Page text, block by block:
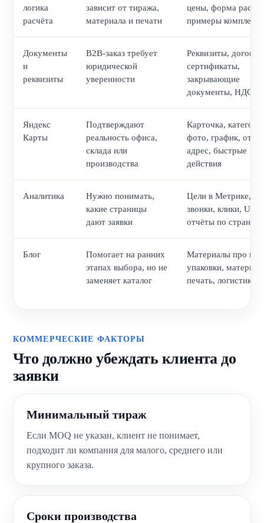
логика
расчёта
зависит от тиража,
материала и печати
цены, форма
примеры
Документы
и
реквизиты
B2B-заказ требует
юридической
уверенности
Реквизиты,
сертификаты,
закрывающие
документы, НДС
Яндекс
Карты
Подтверждают
реальность офиса,
склада или
производства
Карточка,
фото, график,
адрес, быстрые
действия
Аналитика
Нужно понимать,
какие страницы
дают заявки
Цели в Метрике,
звонки, клики,
отчёты по
Блог
Помогает на ранних
этапах выбора, но не
заменяет каталог
Материалы про
упаковки,
печать, логистику
КОММЕРЧЕСКИЕ ФАКТОРЫ
Что должно убеждать клиента до
заявки
Минимальный тираж
Если MOQ не указан, клиент не понимает,
подходит ли компания для малого, среднего или
крупного заказа.
Сроки производства